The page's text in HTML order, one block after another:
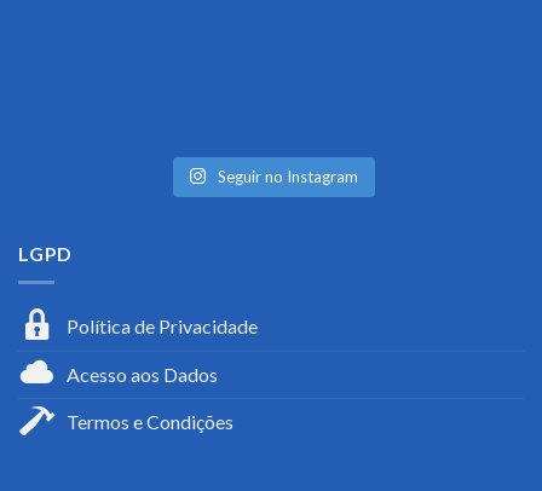
Seguir no Instagram
LGPD
Política de Privacidade
Acesso aos Dados
Termos e Condições